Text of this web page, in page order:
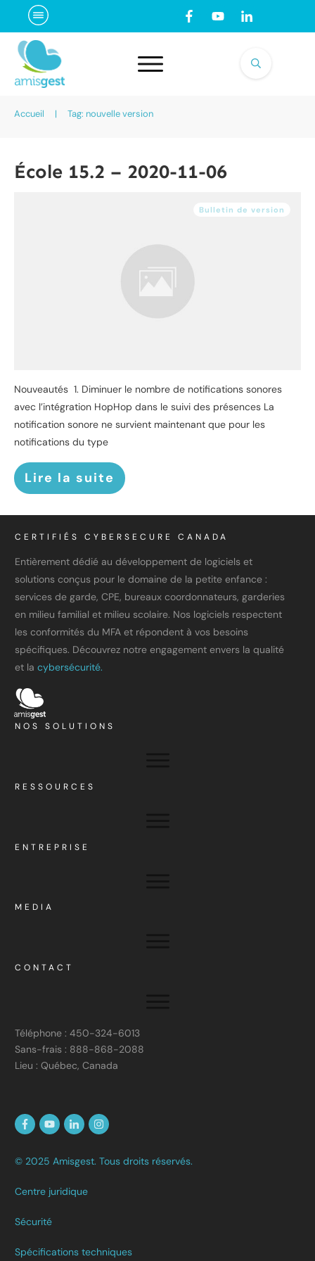
Accueil | Tag: nouvelle version
École 15.2 – 2020-11-06
Bulletin de version
Nouveautés 1. Diminuer le nombre de notifications sonores
avec l’intégration HopHop dans le suivi des présences La
notification sonore ne survient maintenant que pour les
notifications du type
Lire la suite
CERTIFIÉS CYBERSECURE CANADA
Entièrement dédié au développement de logiciels et
solutions conçus pour le domaine de la petite enfance :
services de garde, CPE, bureaux coordonnateurs, garderies
en milieu familial et milieu scolaire. Nos logiciels respectent
les conformités du MFA et répondent à vos besoins
spécifiques. Découvrez notre engagement envers la qualité
et la cybersécurité.
NOS SOLUTIONS
RESSOURCES
ENTREPRISE
MEDIA
CONTACT
Téléphone : 450-324-6013
Sans-frais : 888-868-2088
Lieu : Québec, Canada
© 2025 Amisgest. Tous droits réservés.
Centre juridique
Sécurité
Spécifications techniques